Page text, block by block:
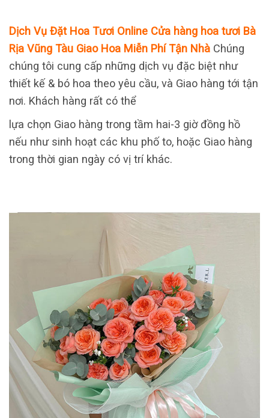
Dịch Vụ Đặt Hoa Tươi Online Cửa hàng hoa tươi Bà
Rịa Vũng Tàu Giao Hoa Miễn Phí Tận Nhà Chúng
chúng tôi cung cấp những dịch vụ đặc biệt như
thiết kế & bó hoa theo yêu cầu, và Giao hàng tới tận
nơi. Khách hàng rất có thể
lựa chọn Giao hàng trong tầm hai-3 giờ đồng hồ
nếu như sinh hoạt các khu phố to, hoặc Giao hàng
trong thời gian ngày có vị trí khác.